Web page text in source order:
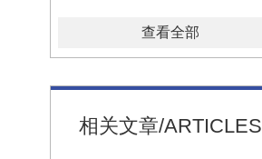
查看全部
相关文章/ARTICLES